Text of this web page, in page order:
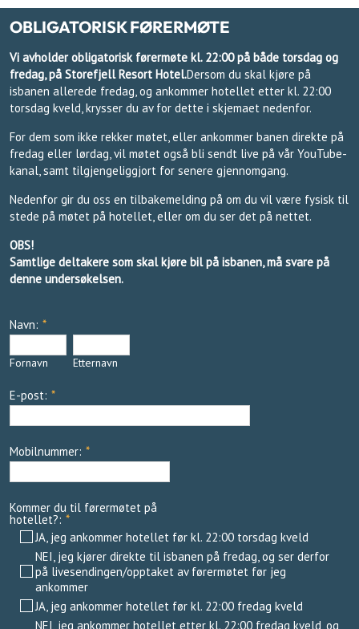
OBLIGATORISK FØRERMØTE
Vi avholder obligatorisk førermøte kl. 22:00 på både torsdag og
fredag, på Storefjell Resort Hotel.Dersom du skal kjøre på
isbanen allerede fredag, og ankommer hotellet etter kl. 22:00
torsdag kveld, krysser du av for dette i skjemaet nedenfor.
For dem som ikke rekker møtet, eller ankommer banen direkte på
fredag eller lørdag, vil møtet også bli sendt live på vår YouTube-
kanal, samt tilgjengeliggjort for senere gjennomgang.
Nedenfor gir du oss en tilbakemelding på om du vil være fysisk til
stede på møtet på hotellet, eller om du ser det på nettet.
OBS!
Samtlige deltakere som skal kjøre bil på isbanen, må svare på
denne undersøkelsen.
Navn: *
Fornavn Etternavn
E-post: *
Mobilnummer: *
Kommer du til førermøtet på
hotellet?: *
JA, jeg ankommer hotellet før kl. 22:00 torsdag kveld
NEI, jeg kjører direkte til isbanen på fredag, og ser derfor
på livesendingen/opptaket av førermøtet før jeg
ankommer
JA, jeg ankommer hotellet før kl. 22:00 fredag kveld
NEI, jeg ankommer hotellet etter kl. 22:00 fredag kveld, og